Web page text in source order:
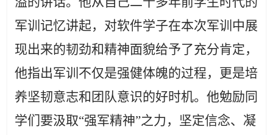
军训记忆讲起，对软件学子在本次军训中展
现出来的韧劲和精神面貌给予了充分肯定，
他指出军训不仅是强健体魄的过程，更是培
养坚韧意志和团队意识的好时机。他勉励同
学们要汲取“强军精神”之力，坚定信念、凝